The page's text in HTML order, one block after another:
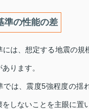
準の性能の差
には、想定する地震の規
ります。
では、震度5強程度の揺
しないことを主眼に置